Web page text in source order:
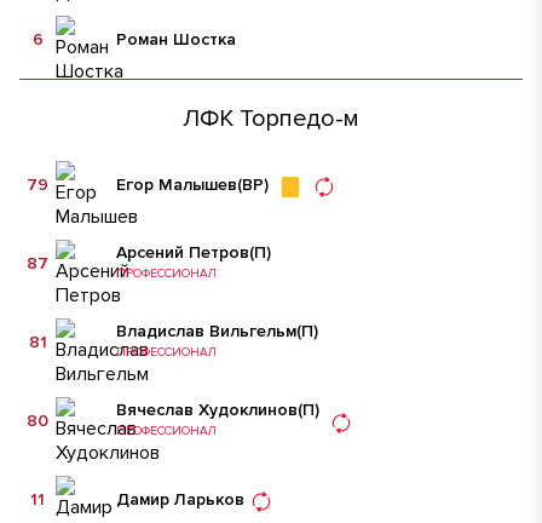
Роман Шостка
6
ЛФК Торпедо-м
Егор Малышев(ВР)
79
Арсений Петров(П)
ПРОФЕССИОНАЛ
87
Владислав Вильгельм(П)
ПРОФЕССИОНАЛ
81
Вячеслав Худоклинов(П)
ПРОФЕССИОНАЛ
80
Дамир Ларьков
11